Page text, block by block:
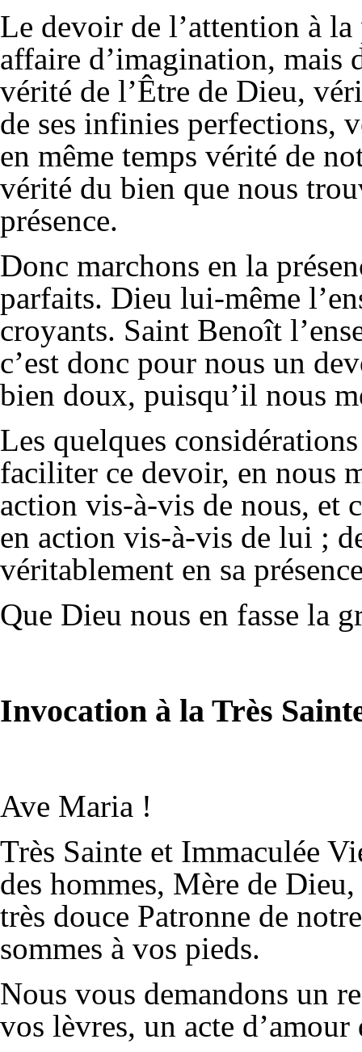
Le devoir de l’attention à la
affaire d’imagination, mais
vérité de l’Être de Dieu,
de ses infinies perfections,
en même temps vérité de
vérité du bien que nous
présence.
Donc marchons en la
parfaits. Dieu lui-même
croyants. Saint Benoît
c’est donc pour nous un
bien doux, puisqu’il nous
Les quelques
faciliter ce devoir, en nous
action vis-à-vis de nous, et
en action vis-à-vis de lui ;
véritablement en sa
Que Dieu nous en fasse la
Invocation à la Très
Ave Maria !
Très Sainte et Immaculée
des hommes, Mère de
très douce Patronne de
sommes à vos pieds.
Nous vous demandons un
vos lèvres, un acte